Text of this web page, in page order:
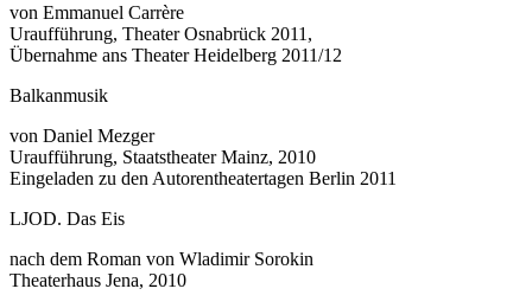
von Emmanuel Carrère
Uraufführung, Theater Osnabrück 2011,
Übernahme ans Theater Heidelberg 2011/12
Balkanmusik
von Daniel Mezger
Uraufführung, Staatstheater Mainz, 2010
Eingeladen zu den Autorentheatertagen Berlin 2011
LJOD. Das Eis
nach dem Roman von Wladimir Sorokin
Theaterhaus Jena, 2010